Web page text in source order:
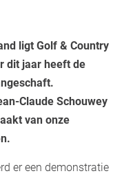
ligt Golf & Country
dit jaar heeft de
Claude Schouwey
van onze
er een demonstratie